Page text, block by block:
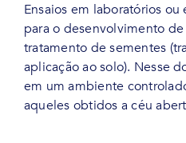
Ensaios em laboratórios ou
para o desenvolvimento
tratamento de sementes
aplicação ao solo). Nesse
em um ambiente
aqueles obtidos a céu